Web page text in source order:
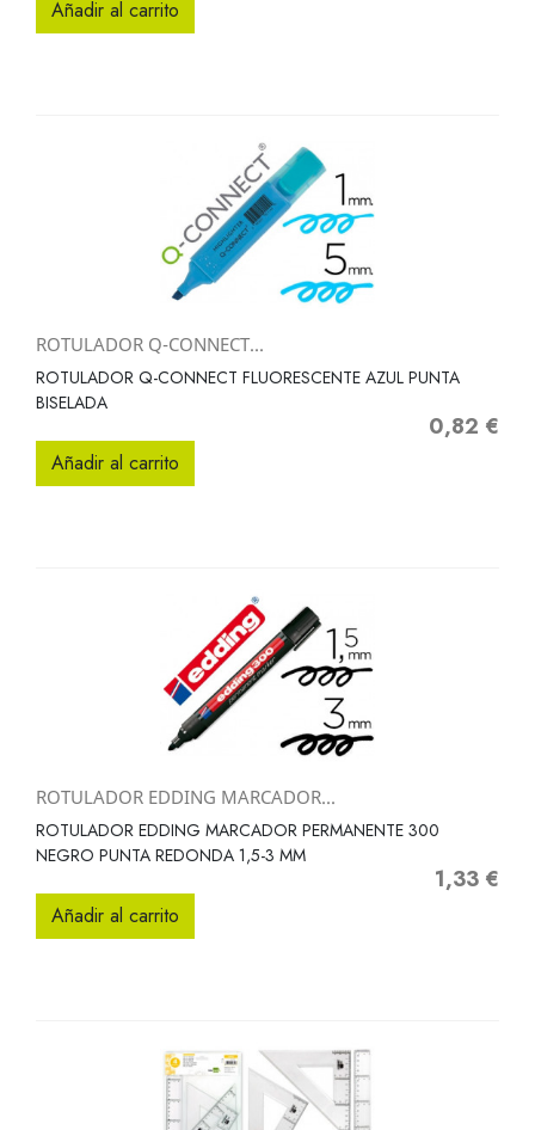
Añadir al carrito
ROTULADOR Q-CONNECT...
ROTULADOR Q-CONNECT FLUORESCENTE AZUL PUNTA
BISELADA
Precio
0,82 €
Añadir al carrito
ROTULADOR EDDING MARCADOR...
ROTULADOR EDDING MARCADOR PERMANENTE 300
NEGRO PUNTA REDONDA 1,5-3 MM
Precio
1,33 €
Añadir al carrito